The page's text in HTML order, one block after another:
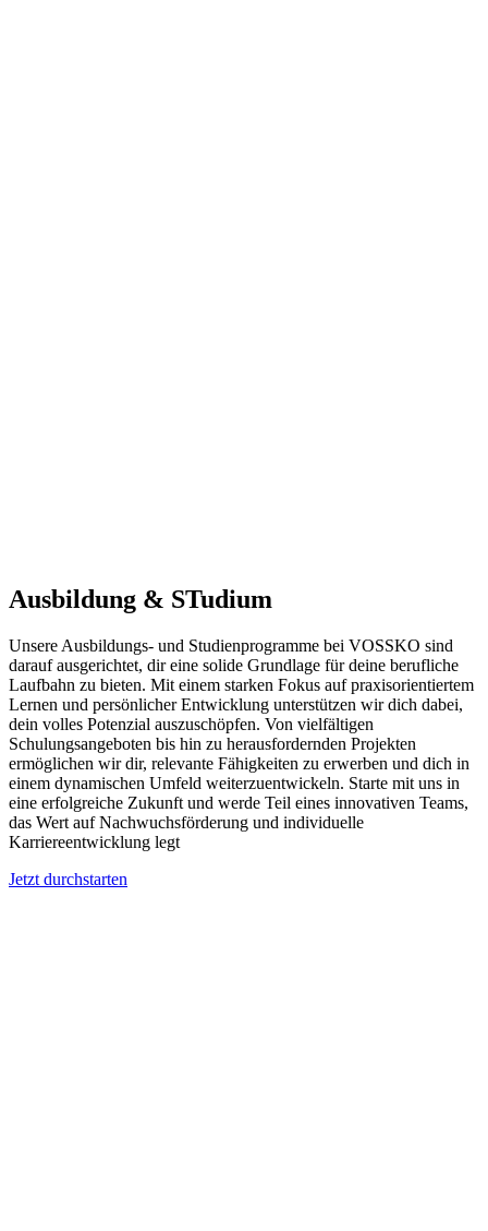
Ausbildung & STudium
Unsere Ausbildungs- und Studienprogramme bei VOSSKO sind
darauf ausgerichtet, dir eine solide Grundlage für deine berufliche
Laufbahn zu bieten. Mit einem starken Fokus auf praxisorientiertem
Lernen und persönlicher Entwicklung unterstützen wir dich dabei,
dein volles Potenzial auszuschöpfen. Von vielfältigen
Schulungsangeboten bis hin zu herausfordernden Projekten
ermöglichen wir dir, relevante Fähigkeiten zu erwerben und dich in
einem dynamischen Umfeld weiterzuentwickeln. Starte mit uns in
eine erfolgreiche Zukunft und werde Teil eines innovativen Teams,
das Wert auf Nachwuchsförderung und individuelle
Karriereentwicklung legt
Jetzt durchstarten